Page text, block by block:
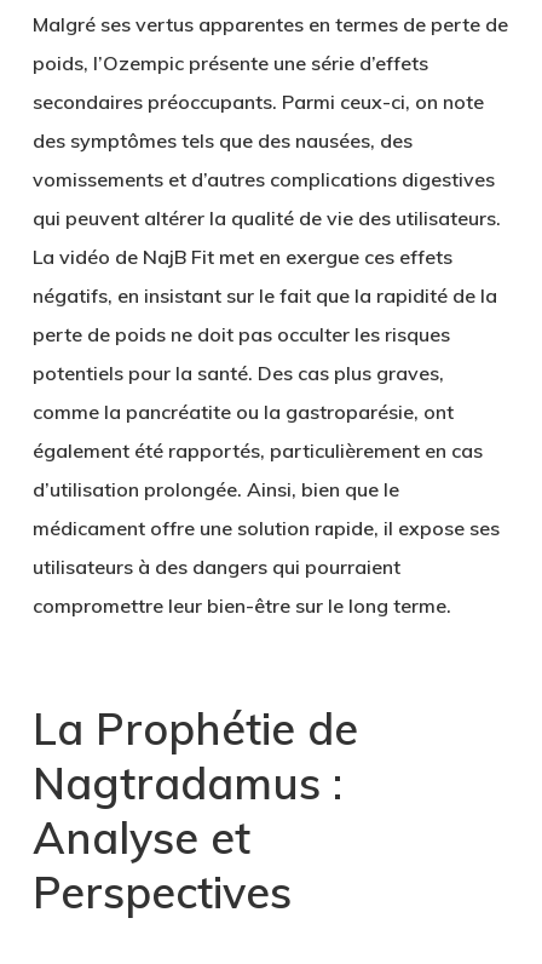
Malgré ses vertus apparentes en termes de perte de
poids, l’Ozempic présente une série d’effets
secondaires préoccupants. Parmi ceux-ci, on note
des symptômes tels que des nausées, des
vomissements et d’autres complications digestives
qui peuvent altérer la qualité de vie des utilisateurs.
La vidéo de NajB Fit met en exergue ces effets
négatifs, en insistant sur le fait que la rapidité de la
perte de poids ne doit pas occulter les risques
potentiels pour la santé. Des cas plus graves,
comme la pancréatite ou la gastroparésie, ont
également été rapportés, particulièrement en cas
d’utilisation prolongée. Ainsi, bien que le
médicament offre une solution rapide, il expose ses
utilisateurs à des dangers qui pourraient
compromettre leur bien-être sur le long terme.
La Prophétie de
Nagtradamus :
Analyse et
Perspectives